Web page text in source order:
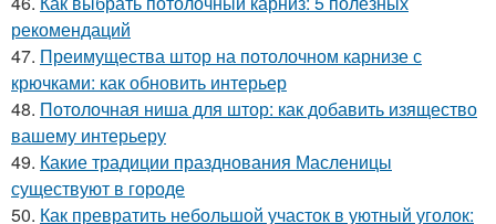
рекомендаций
47. Преимущества штор на потолочном карнизе с
крючками: как обновить интерьер
48. Потолочная ниша для штор: как добавить изящество
вашему интерьеру
49. Какие традиции празднования Масленицы
существуют в городе
50. Как превратить небольшой участок в уютный уголок: